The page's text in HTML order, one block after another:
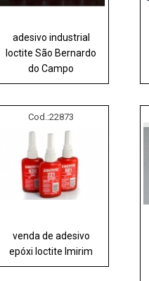
adesivo industrial
loctite São Bernardo
do Campo
Cod.:22873
venda de adesivo
epóxi loctite Imirim